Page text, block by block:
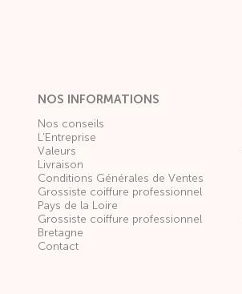
NOS INFORMATIONS
Nos conseils
L'Entreprise
Valeurs
Livraison
Conditions Générales de Ventes
Grossiste coiffure professionnel
Pays de la Loire
Grossiste coiffure professionnel
Bretagne
Contact